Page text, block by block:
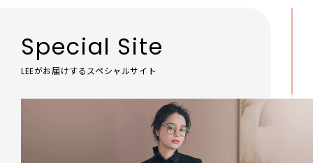
Special Site
LEEがお届けするスペシャルサイト